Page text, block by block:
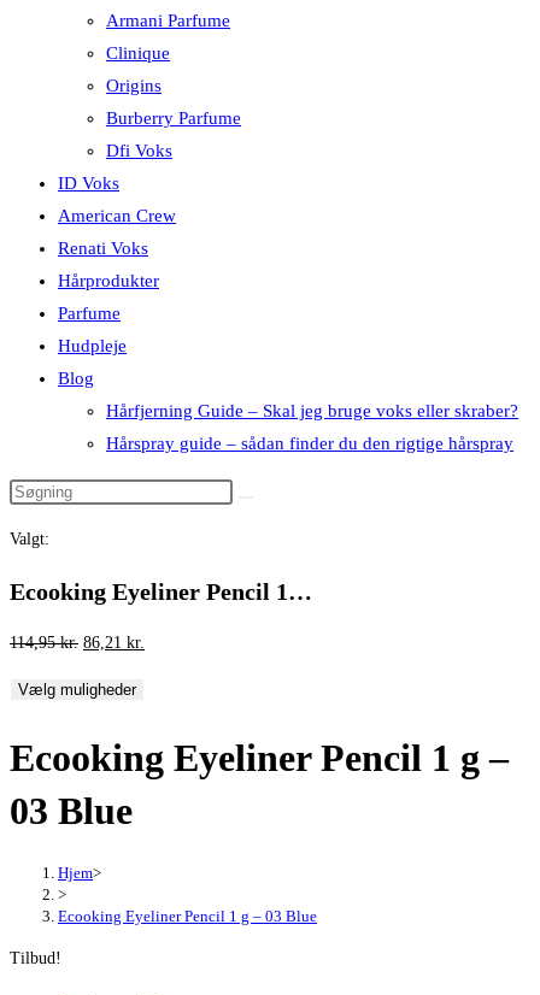
Armani Parfume
Clinique
Origins
Burberry Parfume
Dfi Voks
ID Voks
American Crew
Renati Voks
Hårprodukter
Parfume
Hudpleje
Blog
Hårfjerning Guide – Skal jeg bruge voks eller skraber?
Hårspray guide – sådan finder du den rigtige hårspray
Valgt:
Ecooking Eyeliner Pencil 1…
114,95kr. Den
pris
114,95 kr..
86,21 kr.
86,21 kr..
Vælg muligheder
Ecooking Eyeliner Pencil 1 g –
03 Blue
Hjem>
>
Ecooking Eyeliner Pencil 1 g – 03 Blue
Tilbud!